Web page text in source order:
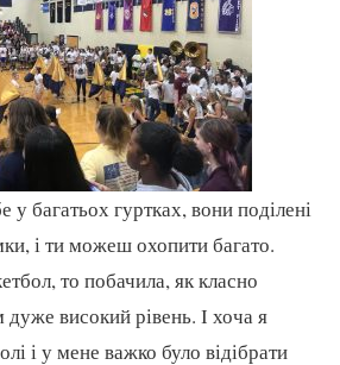
у багатьох гуртках, вони поділені
і ти можеш охопити багато.
то побачила, як класно
дуже високий рівень. І хоча я
і у мене важко було відібрати